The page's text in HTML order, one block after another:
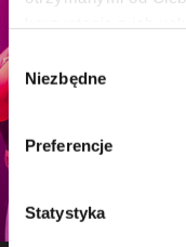
Wybór
zgody
Niezbędne
Preferencje
Statystyka